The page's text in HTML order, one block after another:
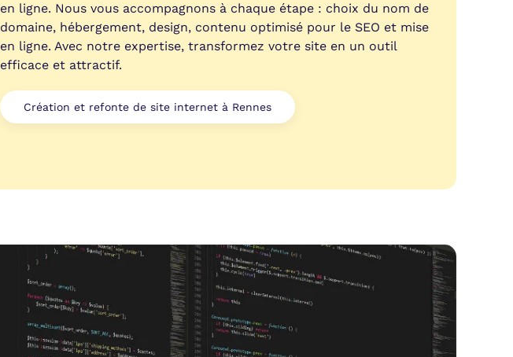
en ligne. Nous vous accompagnons à chaque étape : choix du nom de
domaine, hébergement, design, contenu optimisé pour le SEO et mise
en ligne. Avec notre expertise, transformez votre site en un outil
efficace et attractif.
Création et refonte de site internet à Rennes